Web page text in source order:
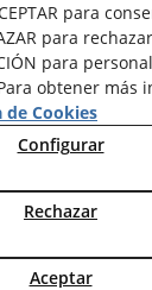
para
para
para
obtener más
de Cookies
Configurar
Rechazar
Aceptar